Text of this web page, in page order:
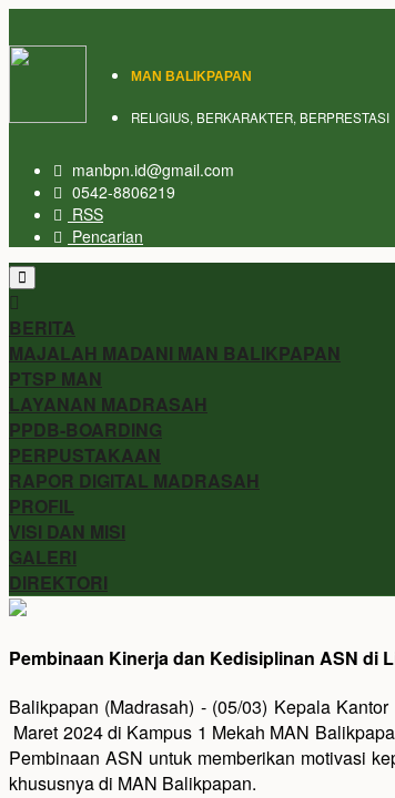
MAN BALIKPAPAN
RELIGIUS, BERKARAKTER, BERPRESTASI
manbpn.id@gmail.com
0542-8806219
RSS
Pencarian
BERITA
MAJALAH MADANI MAN BALIKPAPAN
PTSP MAN
LAYANAN MADRASAH
PPDB-BOARDING
PERPUSTAKAAN
RAPOR DIGITAL MADRASAH
PROFIL
VISI DAN MISI
GALERI
DIREKTORI
Pembinaan Kinerja dan Kedisiplinan ASN di
Balikpapan (Madrasah) - (05/03) Kepala
Maret 2024 di Kampus 1 Mekah MAN
Pembinaan ASN untuk memberikan motivasi
khususnya di MAN Balikpapan.